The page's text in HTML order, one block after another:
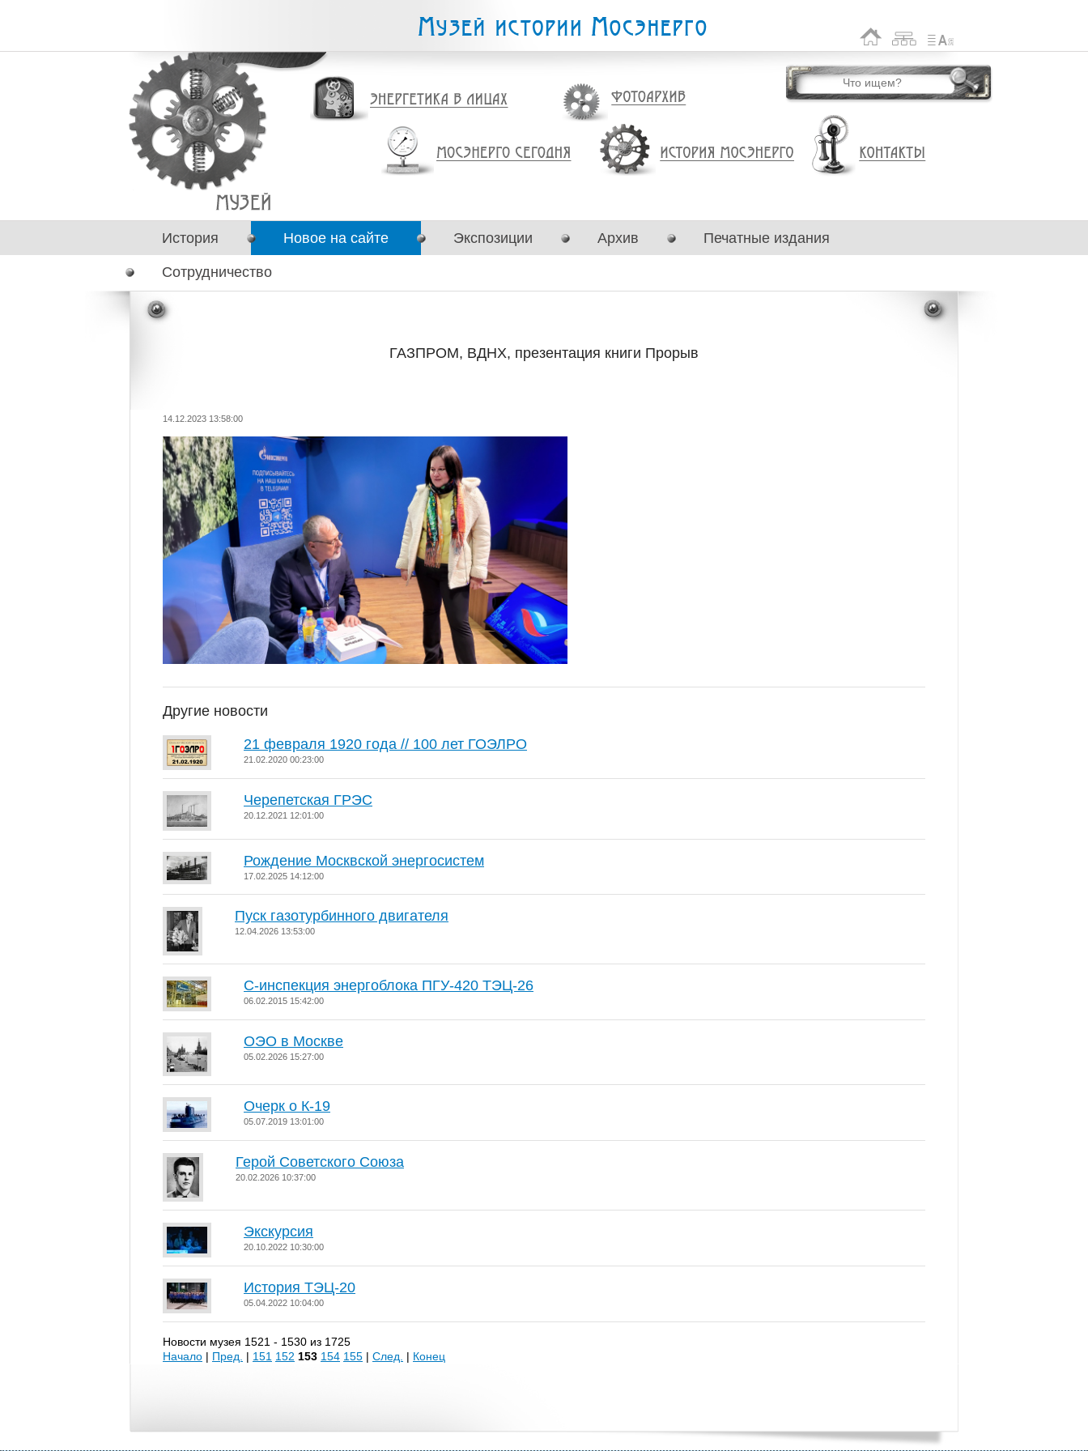
История Новое на сайте Экспозиции Архив Печатные издания
Сотрудничество
ГАЗПРОМ, ВДНХ, презентация книги Прорыв
14.12.2023 13:58:00
Другие новости
21 февраля 1920 года // 100 лет ГОЭЛРО
21.02.2020 00:23:00
Черепетская ГРЭС
20.12.2021 12:01:00
Рождение Москвской энергосистем
17.02.2025 14:12:00
Пуск газотурбинного двигателя
12.04.2026 13:53:00
C-инспекция энергоблока ПГУ-420 ТЭЦ-26
06.02.2015 15:42:00
ОЭО в Москве
05.02.2026 15:27:00
Очерк о К-19
05.07.2019 13:01:00
Герой Советского Союза
20.02.2026 10:37:00
Экскурсия
20.10.2022 10:30:00
История ТЭЦ-20
05.04.2022 10:04:00
Новости музея 1521 - 1530 из 1725
Начало | Пред. | 151 152 153 154 155 | След. | Конец